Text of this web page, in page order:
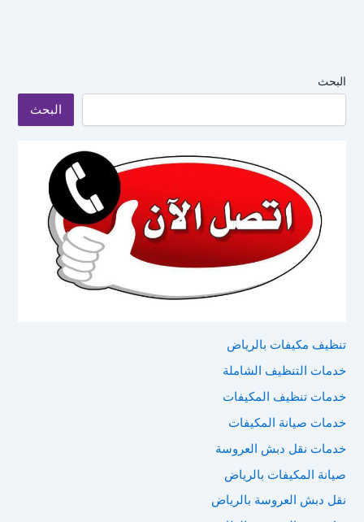
البحث
البحث
تنظيف مكيفات بالرياض
خدمات التنظيف الشاملة
خدمات تنظيف المكيفات
خدمات صيانة المكيفات
خدمات نقل دبش العروسة
صيانة المكيفات بالرياض
نقل دبش العروسة بالرياض